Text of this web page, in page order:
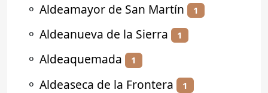
⚬ Aldeamayor de San Martín 1
⚬ Aldeanueva de la Sierra 1
⚬ Aldeaquemada 1
⚬ Aldeaseca de la Frontera 1